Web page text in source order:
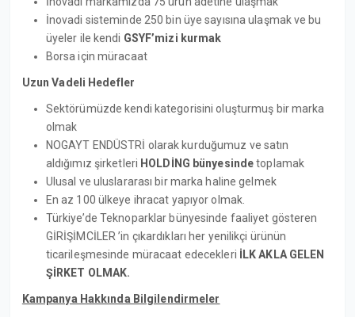
İnovadi sisteminde 250 bin üye sayısına ulaşmak ve bu
üyeler ile kendi GSYF’mizi kurmak
Borsa için müracaat
Uzun Vadeli Hedefler
Sektörümüzde kendi kategorisini oluşturmuş bir marka
olmak
NOGAYT ENDÜSTRİ olarak kurduğumuz ve satın
aldığımız şirketleri HOLDİNG bünyesindetoplamak
Ulusal ve uluslararası bir marka haline gelmek
En az 100 ülkeye ihracat yapıyor olmak.
Türkiye’de Teknoparklar bünyesinde faaliyet gösteren
GİRİŞİMCİLER ’in çıkardıkları her yenilikçi ürünün
ticarileşmesinde müracaat edecekleri İLK AKLA GELEN
ŞİRKET OLMAK.
Kampanya Hakkında Bilgilendirmeler